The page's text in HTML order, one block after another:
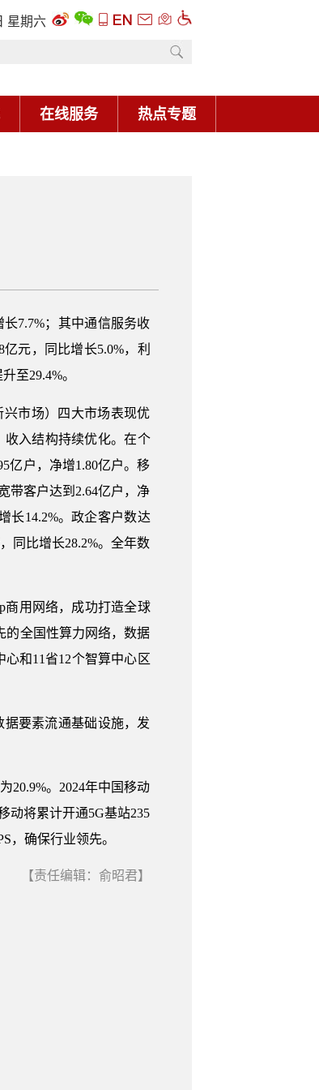
星期六
在线服务 热点专题
7.7%；其中通信服务收
元，同比增长5.0%，利
至29.4%。
市场）四大市场表现优
收入结构持续优化。在个
亿户，净增1.80亿户。移
带客户达到2.64亿户，净
长14.2%。政企客户数达
同比增长28.2%。全年数
商用网络，成功打造全球
的全国性算力网络，数据
和11省12个智算中心区
据要素流通基础设施，发
20.9%。2024年中国移动
动将累计开通5G基站235
，确保行业领先。
【责任编辑：俞昭君】